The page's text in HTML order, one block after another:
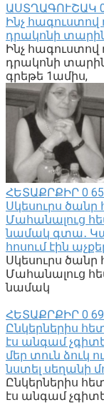
ԱՍՏՂԱԳՈՒՇԱԿ
Ինչ
դրակոնի
Ինչ
դրակոնի
գրեթե 1ամիս,
ՀԵՏԱՔՐՔԻՐ 0
Սկեսուրս ծանր
Մահանալուց
նամակ գտա․
հոսում էին
Սկեսուրս ծանր
Մահանալուց
նամակ
ՀԵՏԱՔՐՔԻՐ 0
Ընկերներիս
էս անգամ
մեր տուն ձուկ
նստել սեղանի
Ընկերներիս
էս անգամ